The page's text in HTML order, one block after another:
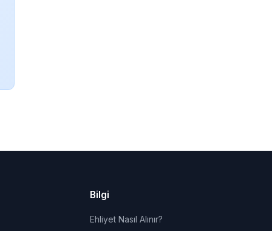
Bilgi
Ehliyet Nasıl Alınır?